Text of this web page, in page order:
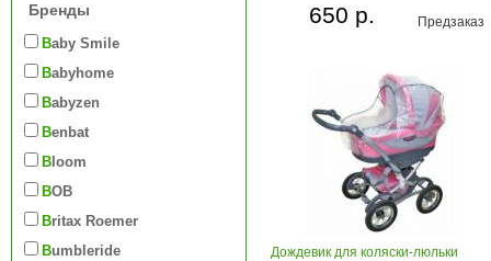
Бренды
Baby Smile
Babyhome
Babyzen
Benbat
Bloom
BOB
Britax Roemer
Bumbleride
Предзаказ
650 р.
Дождевик для коляски-люльки